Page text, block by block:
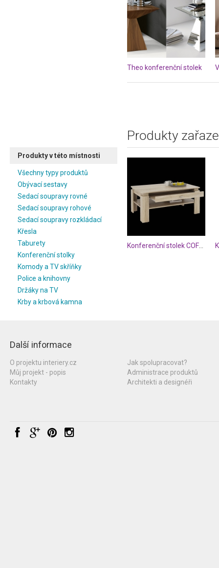
Theo konferenční stolek
Produkty v této místnosti
Všechny typy produktů
Obývací sestavy
Sedací soupravy rovné
Sedací soupravy rohové
Sedací soupravy rozkládací
Křesla
Taburety
Konferenční stolky
Komody a TV skříňky
Police a knihovny
Držáky na TV
Krby a krbová kamna
Produkty
Další informace
O projektu interiery.cz
Můj projekt - popis
Kontakty
Jak spolupracovat?
Administrace produktů
Architekti a designéři